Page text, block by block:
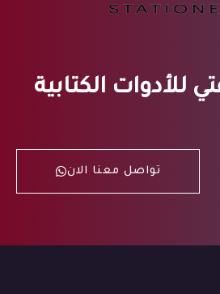
للأدوات الكتابية
تواصل معنا الان